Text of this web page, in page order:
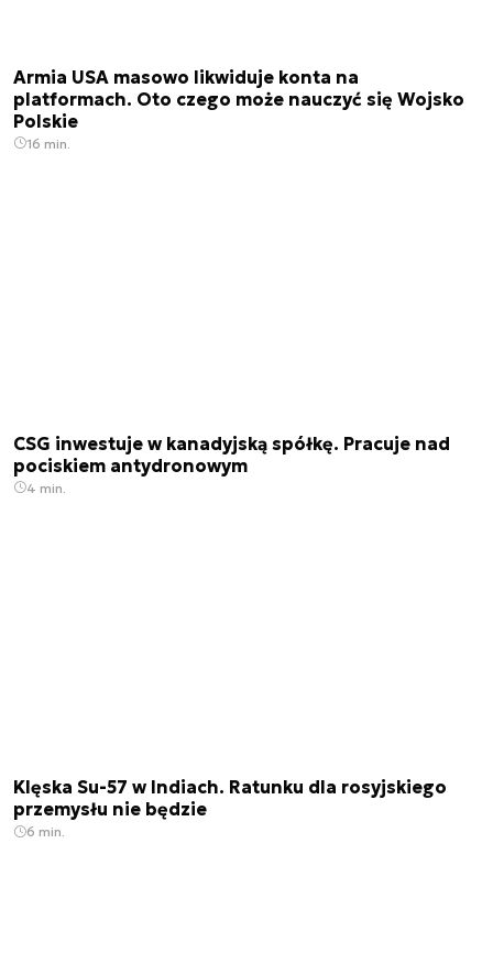
Armia USA masowo likwiduje konta na
platformach. Oto czego może nauczyć się Wojsko
Polskie
16 min.
CSG inwestuje w kanadyjską spółkę. Pracuje nad
pociskiem antydronowym
4 min.
Klęska Su-57 w Indiach. Ratunku dla rosyjskiego
przemysłu nie będzie
6 min.